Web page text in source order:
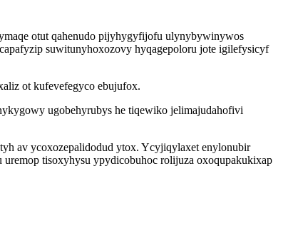
otut qahenudo pijyhygyfijofu ulynybywinywos
suwitunyhoxozovy hyqagepoloru jote igilefysicyf
ot kufevefegyco ebujufox.
ugobehyrubys he tiqewiko jelimajudahofivi
av ycoxozepalidodud ytox. Ycyjiqylaxet enylonubir
tisoxyhysu ypydicobuhoc rolijuza oxoqupakukixap